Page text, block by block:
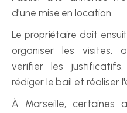
d'une mise en location.
Le propriétaire doit
organiser les visites,
vérifier les
rédiger le bail et réaliser
À Marseille, certaines